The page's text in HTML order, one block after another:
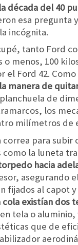
década del 40
esa
incógnita.
tanto Ford
menos, 100
el Ford 42.
manera de
de
los
milímetros de
correa para
la luneta
hacia
asegurando
fijados al capot
cola existían dos
tela o
que de